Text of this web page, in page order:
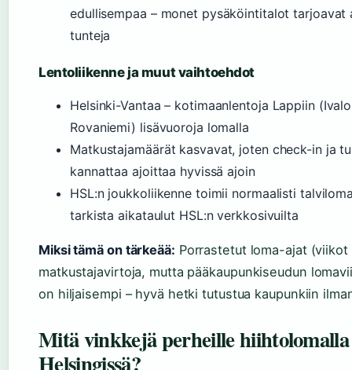
edullisempaa – monet pysäköintitalot tarjoavat
tunteja
Lentoliikenne ja muut vaihtoehdot
Helsinki-Vantaa – kotimaanlentoja Lappiin
Rovaniemi) lisävuoroja lomalla
Matkustajamäärät kasvavat, joten check-in ja
kannattaa ajoittaa hyvissä ajoin
HSL:n joukkoliikenne toimii normaalisti
tarkista aikataulut HSL:n verkkosivuilta
Miksi tämä on tärkeää: Porrastetut loma-ajat (viikot
matkustajavirtoja, mutta pääkaupunkiseudun
on hiljaisempi – hyvä hetki tutustua kaupunkiin
Mitä vinkkejä perheille hiihtolomalla
Helsingissä?